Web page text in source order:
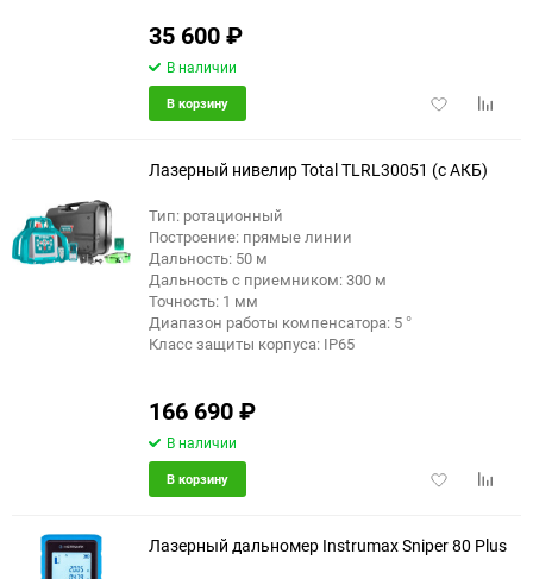
35 600₽
В наличии
Добавить
В корзину
Лазерный нивелир Total TLRL30051 (с АКБ)
Тип: ротационный
Построение: прямые линии
Дальность: 50 м
Дальность с приемником: 300 м
Точность: 1 мм
Диапазон работы компенсатора: 5 °
Класс защиты корпуса: IP65
166 690₽
В наличии
Добавить
В корзину
Лазерный дальномер Instrumax Sniper 80 Plus